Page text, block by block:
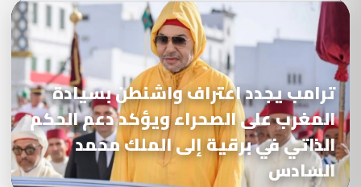
ترامب يجدد اعتراف واشنطن بسيادة
المغرب على الصحراء ويؤكد دعم الحكم
الذاتي في برقية إلى الملك محمد
السادس